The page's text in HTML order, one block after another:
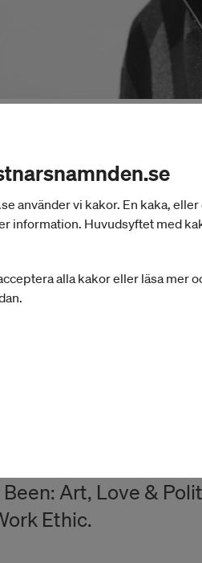
är arrangerad av
i Stockholm, med
och Index i Stockholm.
I linje med
online.
Molesworth is a
One Day at a
Black Mountain
Been: Art, Love &
Ethic.
använder vi kakor. En kaka,
information. Huvudsyftet med
alla kakor eller läsa mer